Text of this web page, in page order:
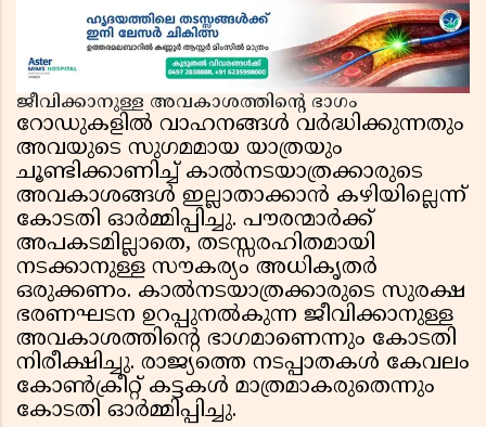
ജീവിക്കാനുള്ള അവകാശത്തിൻ്റെ ഭാഗം
റോഡുകളിൽ വാഹനങ്ങൾ വർദ്ധിക്കുന്നതും
അവയുടെ സുഗമമായ യാത്രയും
ചൂണ്ടിക്കാണിച്ച് കാൽനടയാത്രക്കാരുടെ
അവകാശങ്ങൾ ഇല്ലാതാക്കാൻ കഴിയില്ലെന്ന്
കോടതി ഓർമ്മിപ്പിച്ചു. പൗരന്മാർക്ക്
അപകടമില്ലാതെ, തടസ്സരഹിതമായി
നടക്കാനുള്ള സൗകര്യം അധികൃതർ
ഒരുക്കണം. കാൽനടയാത്രക്കാരുടെ സുരക്ഷ
ഭരണഘടന ഉറപ്പുനൽകുന്ന ജീവിക്കാനുള്ള
അവകാശത്തിൻ്റെ ഭാഗമാണെന്നും കോടതി
നിരീക്ഷിച്ചു. രാജ്യത്തെ നടപ്പാതകൾ കേവലം
കോൺക്രീറ്റ് കട്ടകൾ മാത്രമാകരുതെന്നും
കോടതി ഓർമ്മിപ്പിച്ചു.